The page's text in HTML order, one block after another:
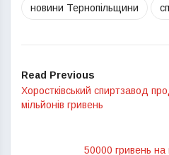
новини Тернопільщини
Read Previous
Хоростківський спиртзавод
мільйонів гривень
50000 гривень на